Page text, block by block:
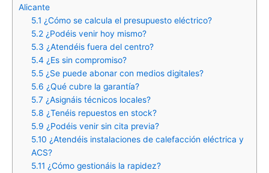
Alicante
5.1 ¿Cómo se calcula el presupuesto eléctrico?
5.2¿Podéis venir hoy mismo?
5.3 ¿Atendéis fuera del centro?
5.4 ¿Es sin compromiso?
5.5¿Se puede abonar con medios digitales?
5.6 ¿Qué cubre la garantía?
5.7¿Asignáis técnicos locales?
5.8 ¿Tenéis repuestos en stock?
5.9 ¿Podéis venir sin cita previa?
5.10 ¿Atendéis instalaciones de calefacción eléctrica y
ACS?
5.11 ¿Cómo gestionáis la rapidez?